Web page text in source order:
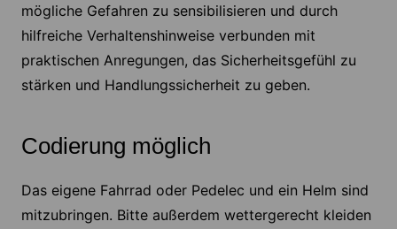
mögliche Gefahren zu sensibilisieren und durch
hilfreiche Verhaltenshinweise verbunden mit
praktischen Anregungen, das Sicherheitsgefühl zu
stärken und Handlungssicherheit zu geben.
Codierung möglich
Das eigene Fahrrad oder Pedelec und ein Helm sind
mitzubringen. Bitte außerdem wettergerecht kleiden